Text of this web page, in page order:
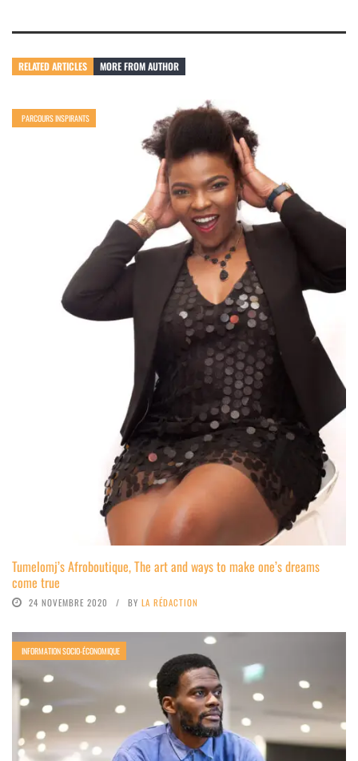
RELATED ARTICLES MORE FROM AUTHOR
PARCOURS INSPIRANTS
Tumelomj’s Afroboutique, The art and ways to make one’s dreams
come true
24 NOVEMBRE 2020 BY LA RÉDACTION
INFORMATION SOCIO-ÉCONOMIQUE